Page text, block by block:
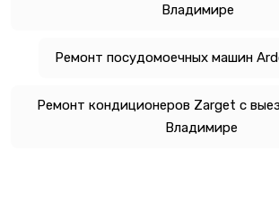
Владимире
Ремонт посудомоечных машин
Ремонт кондиционеров Zarget с
Владимире